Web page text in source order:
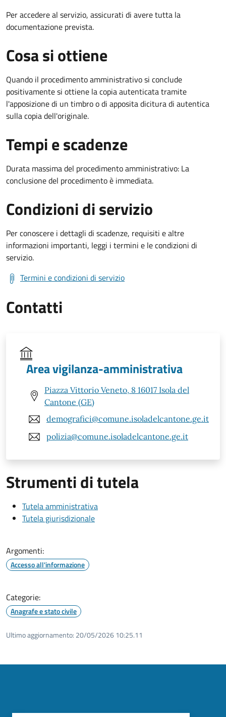
Per accedere al servizio, assicurati di avere tutta la
documentazione prevista.
Cosa si ottiene
Quando il procedimento amministrativo si conclude
positivamente si ottiene la copia autenticata tramite
l'apposizione di un timbro o di apposita dicitura di autentica
sulla copia dell'originale.
Tempi e scadenze
Durata massima del procedimento amministrativo: La
conclusione del procedimento è immediata.
Condizioni di servizio
Per conoscere i dettagli di scadenze, requisiti e altre
informazioni importanti, leggi i termini e le condizioni di
servizio.
Termini e condizioni di servizio
Contatti
Area vigilanza-amministrativa
Piazza Vittorio Veneto, 8 16017 Isola del
Cantone (GE)
demografici@comune.isoladelcantone.ge.it
polizia@comune.isoladelcantone.ge.it
Strumenti di tutela
Tutela amministrativa
Tutela giurisdizionale
Argomenti:
Accesso all'informazione
Categorie:
Anagrafe e stato civile
Ultimo aggiornamento: 20/05/2026 10:25.11